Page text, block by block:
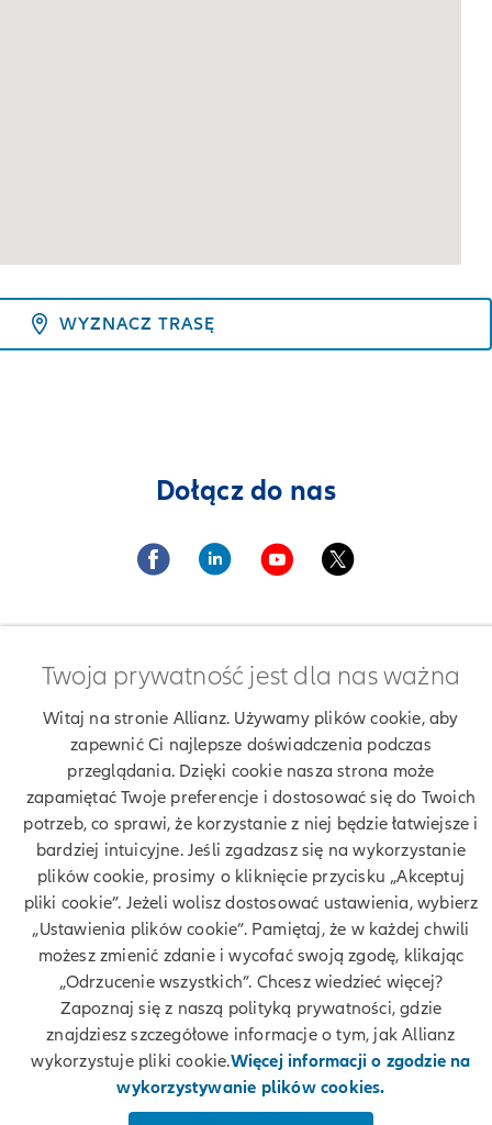
WYZNACZ TRASĘ
Dołącz do nas
Twoje dane
Polityka prywatności
Polityka cookies
Bezpieczeństwo
Zastrzeżenia prawne
Kontakt
Znajdź agenta Allianz. Znajdź placówkę Allianz
Ubezpieczenia Allianz Dariusz Udała
Twoja prywatność jest dla nas ważna
Witaj na stronie Allianz. Używamy plików cookie, aby
zapewnić Ci najlepsze doświadczenia podczas
przeglądania. Dzięki cookie nasza strona może
zapamiętać Twoje preferencje i dostosować się do Twoich
potrzeb, co sprawi, że korzystanie z niej będzie łatwiejsze i
bardziej intuicyjne. Jeśli zgadzasz się na wykorzystanie
plików cookie, prosimy o kliknięcie przycisku „Akceptuj
pliki cookie”. Jeżeli wolisz dostosować ustawienia, wybierz
„Ustawienia plików cookie”. Pamiętaj, że w każdej chwili
możesz zmienić zdanie i wycofać swoją zgodę, klikając
„Odrzucenie wszystkich”. Chcesz wiedzieć więcej?
Zapoznaj się z naszą polityką prywatności, gdzie
znajdziesz szczegółowe informacje o tym, jak Allianz
wykorzystuje pliki cookie.Więcej informacji o zgodzie na
wykorzystywanie plików cookies.